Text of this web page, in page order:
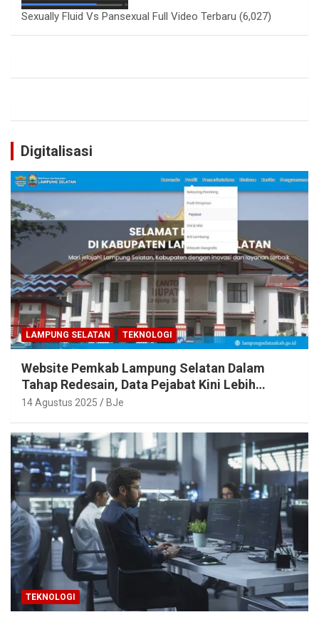
Sexually Fluid Vs Pansexual Full Video Terbaru (6,027)
Digitalisasi
LAMPUNG SELATAN TEKNOLOGI
Website Pemkab Lampung Selatan Dalam
Tahap Redesain, Data Pejabat Kini Lebih
Mudah Diakses
14 Agustus 2025 BJe
TEKNOLOGI